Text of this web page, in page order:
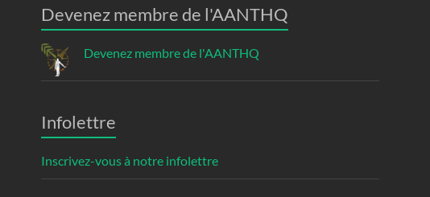
Devenez membre de l'AANTHQ
Devenez membre de l'AANTHQ
Infolettre
Inscrivez-vous à notre infolettre